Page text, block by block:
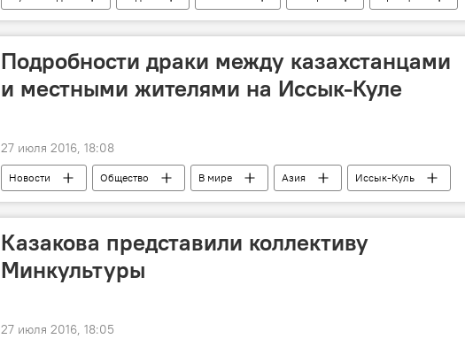
Франсуа Олланд
теракт церковь
Подробности драки между казахстанцами
и местными жителями на Иссык-Куле
27 июля 2016, 18:08
Новости Общество В мире Азия
Иссык-Куль
Сталбек Усубакунов
драка санаторий
Казакова представили коллективу
Минкультуры
27 июля 2016, 18:05